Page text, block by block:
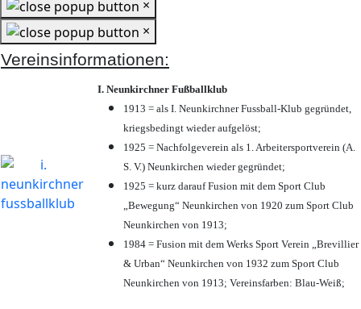
×
×
Vereinsinformationen:
I. Neunkirchner Fußballklub
1913 = als I. Neunkirchner Fussball-Klub gegründet,
kriegsbedingt wieder aufgelöst;
1925 = Nachfolgeverein als 1. Arbeitersportverein (A.
S. V.) Neunkirchen wieder gegründet;
1925 = kurz darauf Fusion mit dem Sport Club
„Bewegung“ Neunkirchen von 1920 zum Sport Club
Neunkirchen von 1913;
1984 = Fusion mit dem Werks Sport Verein „Brevillier
& Urban“ Neunkirchen von 1932 zum Sport Club
Neunkirchen von 1913; Vereinsfarben: Blau-Weiß;